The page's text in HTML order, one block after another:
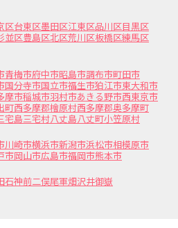
区台東区墨田区江東区品川区目黒区
並区豊島区北区荒川区板橋区練馬区
青梅市府中市昭島市調布市町田市
国分寺市国立市福生市狛江市東大和市
摩市稲城市羽村市あきる野市西東京市
町西多摩郡檜原村西多摩郡奥多摩町
宅島三宅村八丈島八丈町小笠原村
川崎市横浜市新潟市浜松市相模原市
市岡山市広島市福岡市熊本市
石神前二俣尾軍畑沢井御嶽